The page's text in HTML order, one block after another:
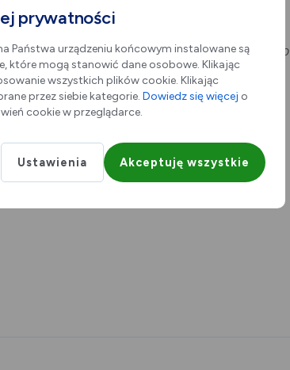
Przestrzennego (ul. Graniczna 21, 41-300
prywatności
Państwa urządzeniu końcowym instalowane są
które mogą stanowić dane osobowe. Klikając
wszystkich plików cookie. Klikając
przez siebie kategorie. Dowiedz się więcej o
cookie w przeglądarce.
Ustawienia Akceptuję wszystkie